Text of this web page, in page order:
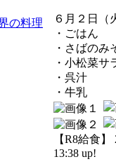
の料理
６月２日（
・ごはん
・さばのみ
・小松菜サ
・呉汁
・牛乳
【R8給食】
13:38 up!